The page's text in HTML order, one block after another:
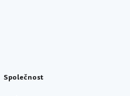
Společnost